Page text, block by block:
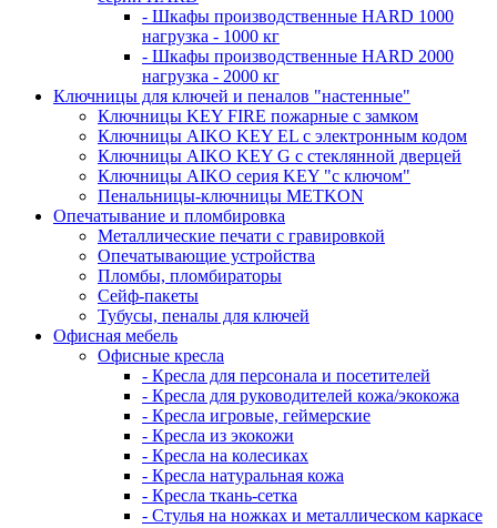
- Шкафы производственные HARD 1000
нагрузка - 1000 кг
- Шкафы производственные HARD 2000
нагрузка - 2000 кг
Ключницы для ключей и пеналов "настенные"
Ключницы KEY FIRE пожарные с замком
Ключницы AIKO KEY EL с электронным кодом
Ключницы AIKO KEY G с стеклянной дверцей
Ключницы AIKO серия KEY "с ключом"
Пенальницы-ключницы METKON
Опечатывание и пломбировка
Металлические печати с гравировкой
Опечатывающие устройства
Пломбы, пломбираторы
Сейф-пакеты
Тубусы, пеналы для ключей
Офисная мебель
Офисные кресла
- Кресла для персонала и посетителей
- Кресла для руководителей кожа/экокожа
- Кресла игровые, геймерские
- Кресла из экокожи
- Кресла на колесиках
- Кресла натуральная кожа
- Кресла ткань-сетка
- Стулья на ножках и металлическом каркасе